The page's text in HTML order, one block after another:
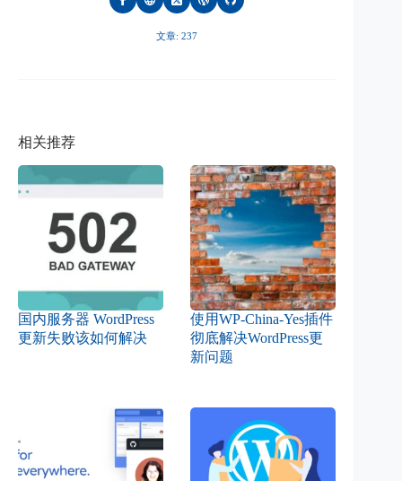
文章: 237
相关推荐
国内服务器 WordPress
更新失败该如何解决
使用WP-China-Yes插件
彻底解决WordPress更
新问题